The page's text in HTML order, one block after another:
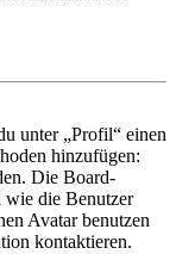
unter „Profil“ einen
hinzufügen:
Die Board-
wie die Benutzer
Avatar benutzen
kontaktieren.